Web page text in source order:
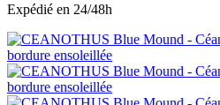
Expédié en 24/48h